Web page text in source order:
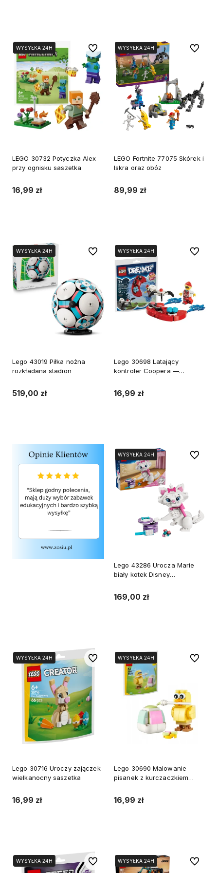
WYSYŁKA 24H
WYSYŁKA 24H
LEGO 30732 Potyczka Alex
przy ognisku saszetka
16,99 zł
Do ulubionychWYSYŁKA 24H
WYSYŁKA 24H
LEGO Fortnite 77075 Skórek i
Iskra oraz obóz
89,99 zł
Do
WYSYŁKA 24H
WYSYŁKA 24H
Lego 43019 Piłka nożna
rozkładana stadion
519,00 zł
Do ulubionychWYSYŁKA 24H
WYSYŁKA 24H
WYSYŁKA 24H
Lego 30698 Latający
kontroler Coopera —
16,99 zł
Do
WYSYŁKA 24H
WYSYŁKA 24H
Lego 43286 Urocza Marie
biały kotek Disney
169,00 zł
Do
WYSYŁKA 24H
WYSYŁKA 24H
Lego 30716 Uroczy zajączek
wielkanocny saszetka
16,99 zł
Do ulubionychWYSYŁKA 24H
WYSYŁKA 24H
Lego 30690 Malowanie
pisanek z kurczaczkiem
16,99 zł
Do
WYSYŁKA 24H
WYSYŁKA 24H
WYSYŁKA 24H Do ulubionychWYSYŁKA 24H
WYSYŁKA 24H
WYSYŁKA 24H Do